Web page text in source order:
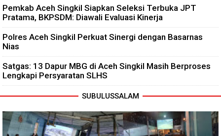
Pemkab Aceh Singkil Siapkan Seleksi Terbuka JPT
Pratama, BKPSDM: Diawali Evaluasi Kinerja
Polres Aceh Singkil Perkuat Sinergi dengan Basarnas
Nias
Satgas: 13 Dapur MBG di Aceh Singkil Masih Berproses
Lengkapi Persyaratan SLHS
SUBULUSSALAM